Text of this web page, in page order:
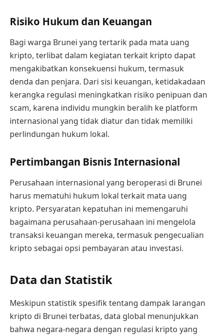
Risiko Hukum dan Keuangan
Bagi warga Brunei yang tertarik pada mata uang
kripto, terlibat dalam kegiatan terkait kripto dapat
mengakibatkan konsekuensi hukum, termasuk
denda dan penjara. Dari sisi keuangan, ketidakadaan
kerangka regulasi meningkatkan risiko penipuan dan
scam, karena individu mungkin beralih ke platform
internasional yang tidak diatur dan tidak memiliki
perlindungan hukum lokal.
Pertimbangan Bisnis Internasional
Perusahaan internasional yang beroperasi di Brunei
harus mematuhi hukum lokal terkait mata uang
kripto. Persyaratan kepatuhan ini memengaruhi
bagaimana perusahaan-perusahaan ini mengelola
transaksi keuangan mereka, termasuk pengecualian
kripto sebagai opsi pembayaran atau investasi.
Data dan Statistik
Meskipun statistik spesifik tentang dampak larangan
kripto di Brunei terbatas, data global menunjukkan
bahwa negara-negara dengan regulasi kripto yang